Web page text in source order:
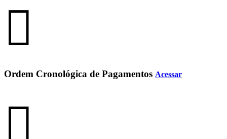
Ordem Cronológica de Pagamentos Acessar